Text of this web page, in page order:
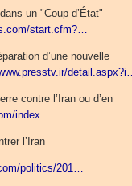
un "Coup d’État"
start.cfm?…
d’une nouvelle
detail.aspx?i…
contre l’Iran ou d’en
index…
l’Iran
politics/201…